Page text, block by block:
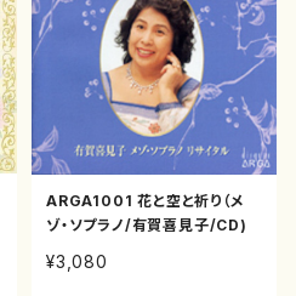
ARGA1001 花と空と祈り（メ
ゾ・ソプラノ/有賀喜見子/CD)
¥3,080